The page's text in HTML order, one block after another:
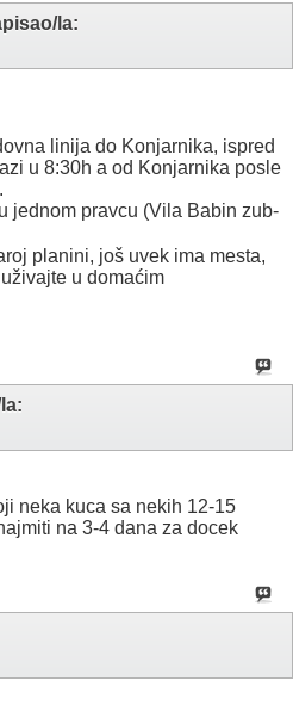
la:
linija do Konjarnika, ispred
u 8:30h a od Konjarnika posle
jednom pravcu (Vila Babin zub-
planini, još uvek ima mesta,
u domaćim
neka kuca sa nekih 12-15
na 3-4 dana za docek